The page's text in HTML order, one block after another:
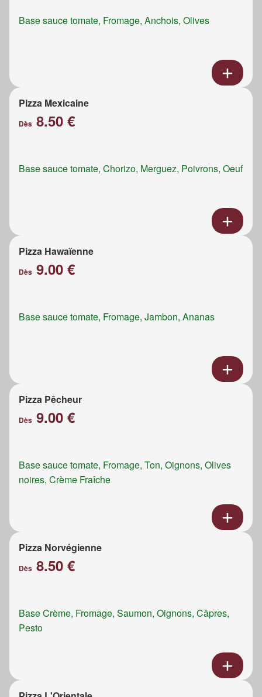
Base sauce tomate, Fromage, Anchois, Olives
Pizza Mexicaine
Dès 8.50 €
Base sauce tomate, Chorizo, Merguez, Poivrons, Oeuf
Pizza Hawaïenne
Dès 9.00 €
Base sauce tomate, Fromage, Jambon, Ananas
Pizza Pêcheur
Dès 9.00 €
Base sauce tomate, Fromage, Ton, Oignons, Olives
noires, Crème Fraîche
Pizza Norvégienne
Dès 8.50 €
Base Crème, Fromage, Saumon, Oignons, Câpres,
Pesto